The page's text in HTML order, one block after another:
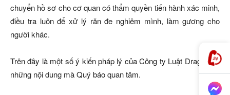
chuyển hồ sơ cho cơ quan có thẩm quyền tiến hành xác minh,
điều tra luôn để xử lý răn đe nghiêm mình, làm gương cho
người khác.
Trên đây là một số ý kiến pháp lý của Công ty Luật Dragon về
những nội dung mà Quý báo quan tâm.